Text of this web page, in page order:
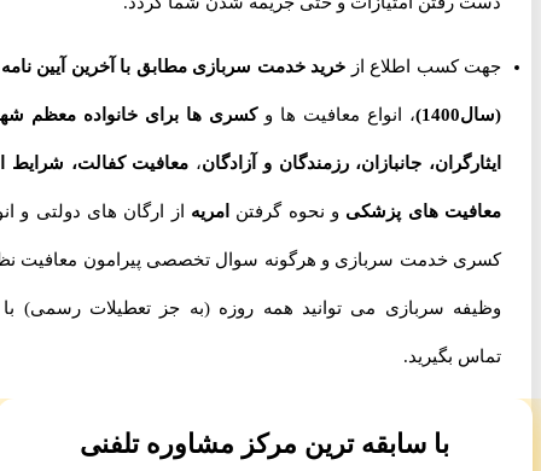
جهت کسب اطلاع ازخرید خدمت سربازی مطابق با آخرین آیین نامه ها
(سال1400) ، انواع معافیت ها و کسری ها برای خانواده معظم شهدا،
ایثارگران، جانبازان، رزمندگان و آزادگان،معافیت کفالت، شرایط اخذ
معافیت های پزشکیو نحوه گرفتن امریهاز ارگان های دولتی و انواع
کسری خدمت سربازی و هرگونه سوال تخصصی پیرامون معافیت نظام
وظیفه سربازی می توانید همه روزه (به جز تعطیلات رسمی) با ما
تماس بگیرید.
با سابقه ترین مرکز مشاوره تلفنی